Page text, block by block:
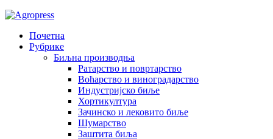
Почетна
Рубрике
Биљна производња
Ратарство и повртарство
Воћарство и виноградарство
Индустријско биље
Хортикултура
Зачинско и лековито биље
Шумарство
Заштита биља